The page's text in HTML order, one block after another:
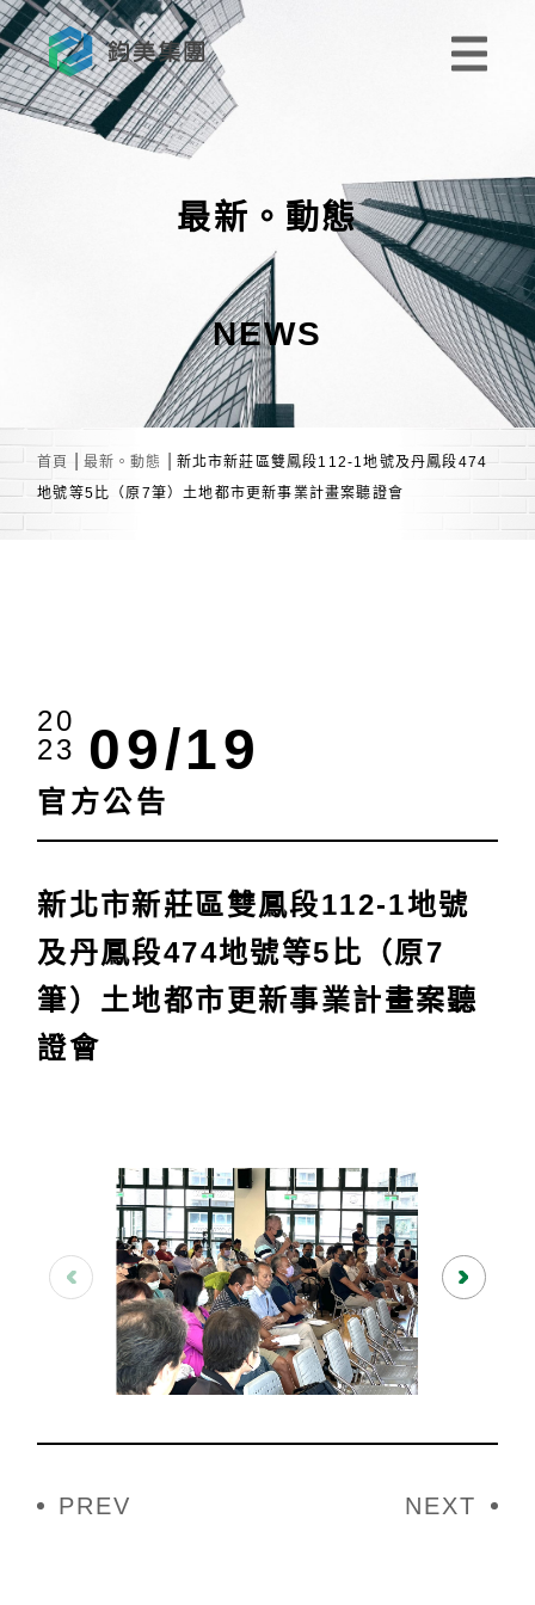
最新。動態
NEWS
首頁 最新。動態
新北市新莊區雙鳳段112-1地號及丹鳳段474
地號等5比（原7筆）土地都市更新事業計畫案聽證會
20
23 09/19
官方公告
新北市新莊區雙鳳段112-1地號
及丹鳳段474地號等5比（原7
筆）土地都市更新事業計畫案聽
證會
文PREV NEXT